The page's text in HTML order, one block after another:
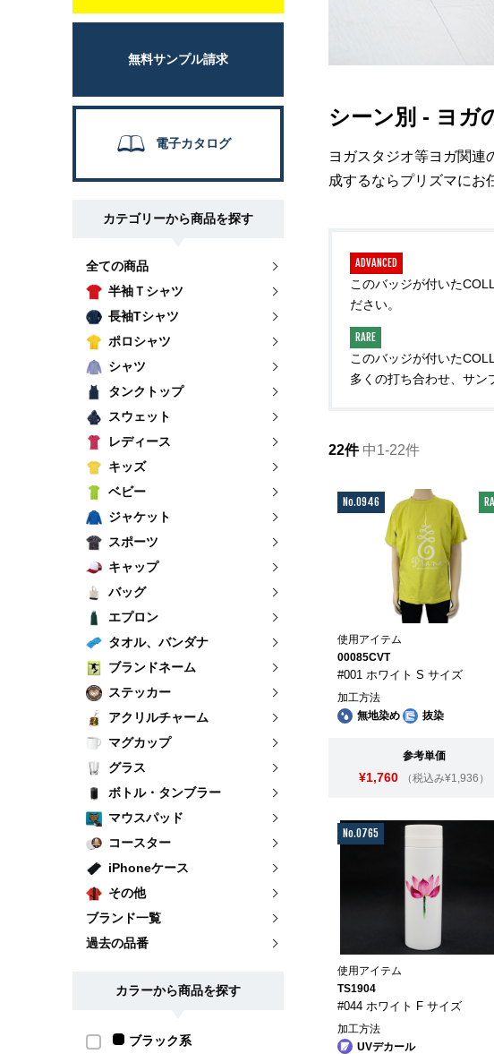
無料サンプル請求
電子カタログ
カテゴリーから商品を探す
全ての商品
半袖Ｔシャツ
長袖Tシャツ
ポロシャツ
シャツ
タンクトップ
スウェット
レディース
キッズ
ベビー
ジャケット
スポーツ
キャップ
バッグ
エプロン
タオル、バンダナ
ブランドネーム
ステッカー
アクリルチャーム
マグカップ
グラス
ボトル・タンブラー
マウスパッド
コースター
iPhoneケース
その他
ブランド一覧
過去の品番
カラーから商品を探す
ブラック系
シーン別 - ヨガ
ヨガスタジオ等ヨガ関連
成するならプリズマにお
ADVANCED
このバッジが付いた
ださい。
RARE
このバッジが付いた
多くの打ち合わせ、サン
22件 中1-22件
No.0946
使用アイテム
00085CVT
#001 ホワイト S サイズ
加工方法
無地染め
抜染
参考単価
¥1,760 （税込み¥1,936）
No.0765
使用アイテム
TS1904
#044 ホワイト F サイズ
加工方法
UVデカール